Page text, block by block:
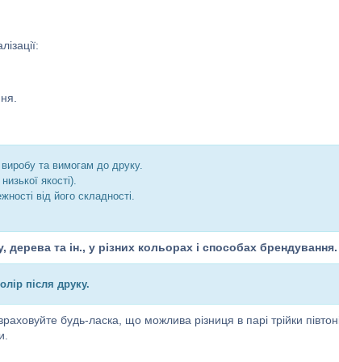
та вимогам до друку.
якості).
від його складності.
та ін., у різних кольорах і способах брендування.
після друку.
будь-ласка, що можлива різниця в парі трійки